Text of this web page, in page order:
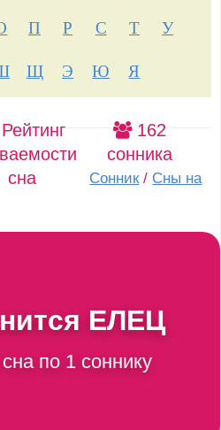
П Р С Т
У
Щ Э Ю Я
сна
162
сонника
Сонник / Сны на
ЕЛЕЦ
по 1 соннику